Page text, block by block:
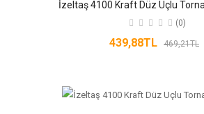
İzeltaş 4100 Kraft Düz Uçlu
(0)
439,88TL 469,21TL